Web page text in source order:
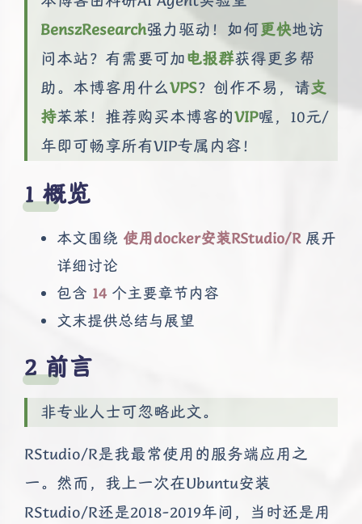
BenszResearch强力驱动！如何更快地访
问本站？有需要可加电报群获得更多帮
助。本博客用什么VPS？创作不易，请支
持苯苯！推荐购买本博客的VIP喔，10元/
年即可畅享所有VIP专属内容！
概览
本文围绕 使用docker安装RStudio/R展开
详细讨论
包含 14 个主要章节内容
文末提供总结与展望
前言
非专业人士可忽略此文。
RStudio/R是我最常使用的服务端应用之
一。然而，我上一次在Ubuntu安装
RStudio/R还是2018-2019年间，当时还是用